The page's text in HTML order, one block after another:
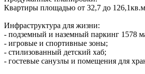
Квартиры площадью от 32,7 до
Инфраструктура для жизни:
- подземный и наземный паркинг 1578
- игровые и спортивные зоны;
- стилизованный детский хаб;
- гостевые санузлы и помещения для